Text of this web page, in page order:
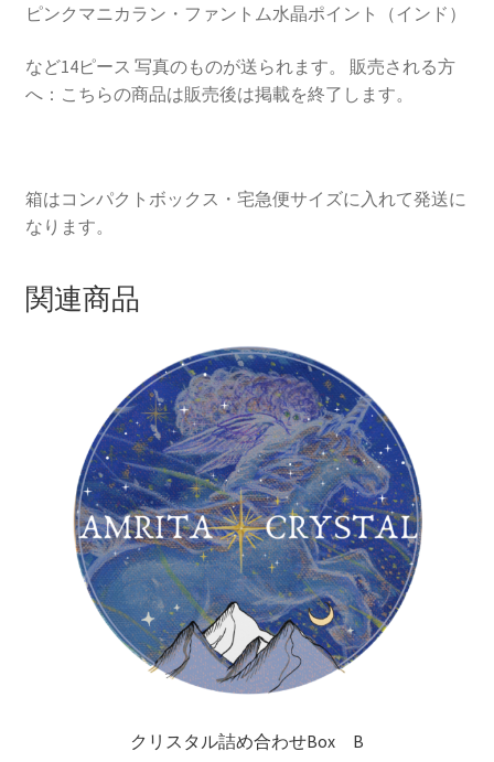
ピンクマニカラン・ファントム水晶ポイント（インド）
など14ピース 写真のものが送られます。 販売される方
へ：こちらの商品は販売後は掲載を終了します。
箱はコンパクトボックス・宅急便サイズに入れて発送に
なります。
関連商品
クリスタル詰め合わせBox B